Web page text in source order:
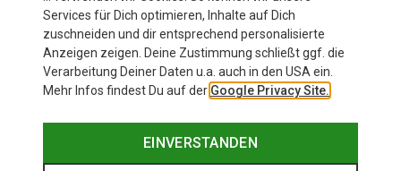
Services für Dich optimieren, Inhalte auf Dich
zuschneiden und dir entsprechend personalisierte
Anzeigen zeigen. Deine Zustimmung schließt ggf. die
Verarbeitung Deiner Daten u.a. auch in den USA ein.
Mehr Infos findest Du auf der Google Privacy Site.
EINVERSTANDEN